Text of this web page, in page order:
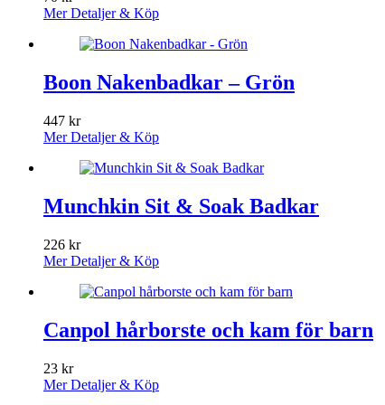
Mer Detaljer & Köp
Boon Nakenbadkar – Grön
447 kr
Mer Detaljer & Köp
Munchkin Sit & Soak Badkar
226 kr
Mer Detaljer & Köp
Canpol hårborste och kam för barn
23 kr
Mer Detaljer & Köp